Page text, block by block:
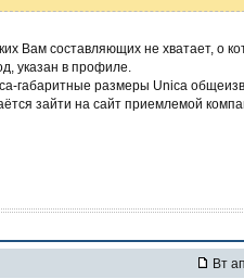
Вам составляющих не хватает, о
указан в профиле.
габаритные размеры Unica
зайти на сайт приемлемой
Вт